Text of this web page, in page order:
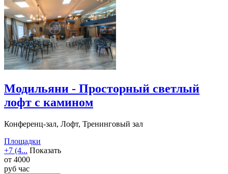
Модильяни - Просторный светлый
лофт с камином
Конференц-зал, Лофт, Тренинговый зал
Площадки
+7 (4... Показать
от 4000
руб час